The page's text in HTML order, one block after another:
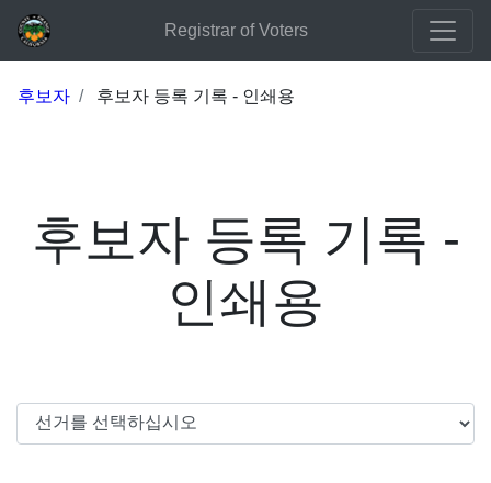
Registrar of Voters
후보자 후보자 등록 기록 - 인쇄용
후보자 등록 기록 -
인쇄용